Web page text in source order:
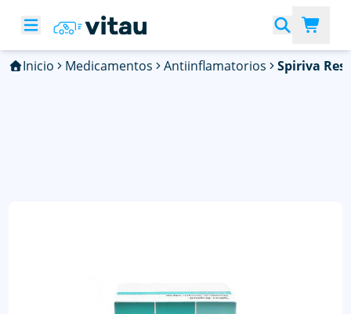
Inicio Medicamentos Antiinflamatorios Spiriva